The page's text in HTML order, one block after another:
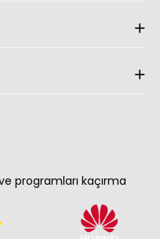
programları kaçırma